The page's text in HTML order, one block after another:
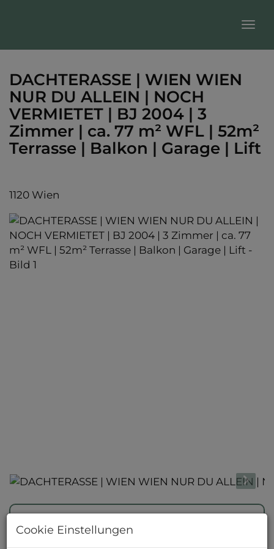
DACHTERASSE | WIEN WIEN
NUR DU ALLEIN | NOCH
VERMIETET | BJ 2004 | 3
Zimmer | ca. 77 m² WFL | 52m²
Terrasse | Balkon | Garage | Lift
1120 Wien
Beschreibung
Cookie Einstellungen